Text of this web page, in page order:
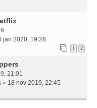
jan 2020, 19:28
1 2
21:01
» 18 nov 2019, 22:45